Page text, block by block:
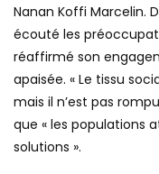
Nanan Koffi Marcelin.
écouté les
réaffirmé son
apaisée. « Le tissu
mais il n’est pas
que « les populations
solutions ».